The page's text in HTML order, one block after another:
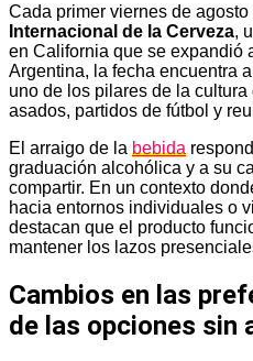
Cada primer viernes de agosto
Internacional de la Cerveza,
en California que se expandió
Argentina, la fecha encuentra
uno de los pilares de la
asados, partidos de fútbol y
El arraigo de la bebida
graduación alcohólica y a su
compartir. En un contexto
hacia entornos individuales o
destacan que el producto
mantener los lazos
Cambios en las
de las opciones sin